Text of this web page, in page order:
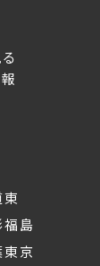
東
福島
東京